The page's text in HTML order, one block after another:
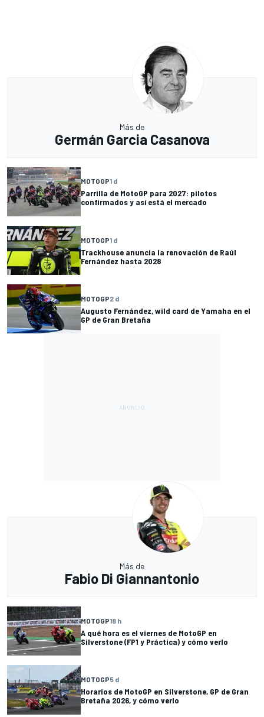
Más de
Germán Garcia Casanova
MOTOGP1 d
Parrilla de MotoGP para 2027: pilotos
confirmados y así está el mercado
MOTOGP1 d
Trackhouse anuncia la renovación de Raúl
Fernández hasta 2028
MOTOGP2 d
Augusto Fernández, wild card de Yamaha en el
GP de Gran Bretaña
Más de
Fabio Di Giannantonio
MOTOGP18 h
A qué hora es el viernes de MotoGP en
Silverstone (FP1 y Práctica) y cómo verlo
MOTOGP5 d
Horarios de MotoGP en Silverstone, GP de Gran
Bretaña 2026, y cómo verlo